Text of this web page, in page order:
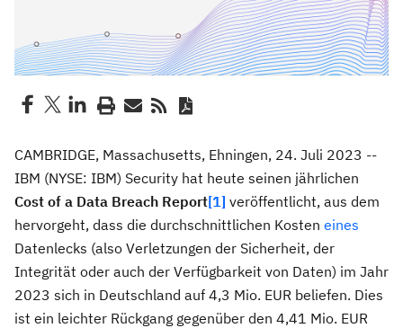
CAMBRIDGE, Massachusetts, Ehningen, 24. Juli 2023 --
IBM (NYSE: IBM) Security hat heute seinen jährlichen
Cost of a Data Breach Report[1] veröffentlicht, aus dem
hervorgeht, dass die durchschnittlichen Kosten eines
Datenlecks (also Verletzungen der Sicherheit, der
Integrität oder auch der Verfügbarkeit von Daten) im Jahr
2023 sich in Deutschland auf 4,3 Mio. EUR beliefen. Dies
ist ein leichter Rückgang gegenüber den 4,41 Mio. EUR